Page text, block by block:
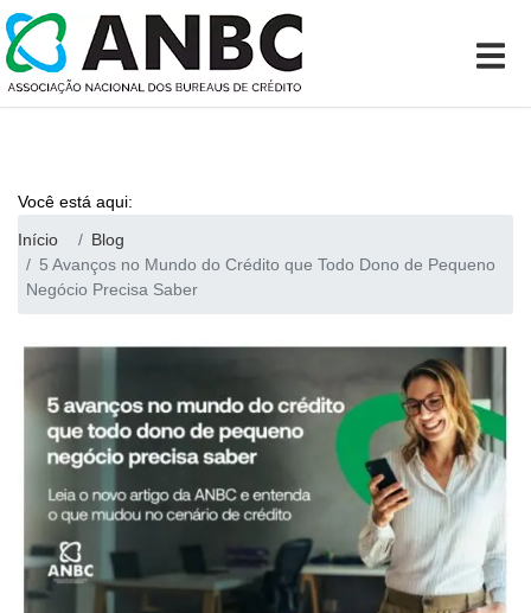
Você está aqui:
Início
Blog
5 Avanços no Mundo do Crédito que Todo Dono de Pequeno
Negócio Precisa Saber